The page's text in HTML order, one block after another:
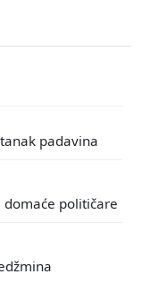
padavina
domaće političare